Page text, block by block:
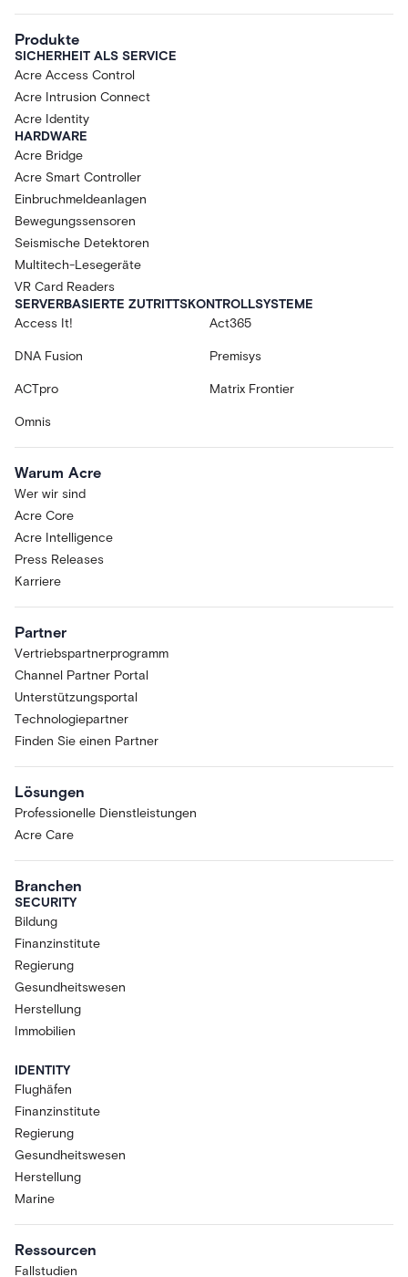
Produkte
SICHERHEIT ALS SERVICE
Acre Access Control
Acre Intrusion Connect
Acre Identity
HARDWARE
Acre Bridge
Acre Smart Controller
Einbruchmeldeanlagen
Bewegungssensoren
Seismische Detektoren
Multitech-Lesegeräte
VR Card Readers
SERVERBASIERTE ZUTRITTSKONTROLLSYSTEME
Access It!
Act365
DNA Fusion Premisys
ACTpro Matrix Frontier
Omnis
Warum Acre
Wer wir sind
Acre Core
Acre Intelligence
Press Releases
Karriere
Partner
Vertriebspartnerprogramm
Channel Partner Portal
Unterstützungsportal
Technologiepartner
Finden Sie einen Partner
Lösungen
Professionelle Dienstleistungen
Acre Care
Branchen
SECURITY
Bildung
Finanzinstitute
Regierung
Gesundheitswesen
Herstellung
Immobilien
IDENTITY
Flughäfen
Finanzinstitute
Regierung
Gesundheitswesen
Herstellung
Marine
Ressourcen
Fallstudien